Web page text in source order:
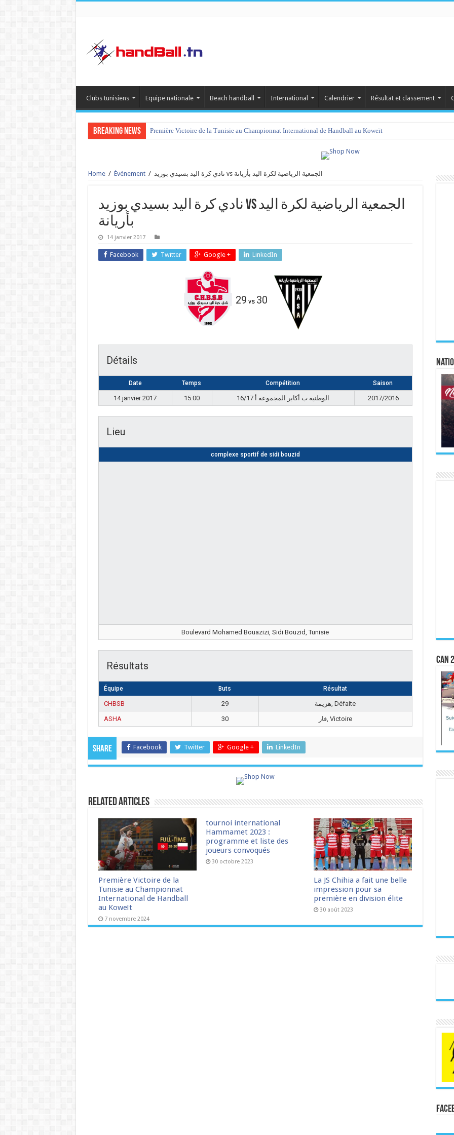
Clubs tunisiens Equipe nationale Beach handball International Calendrier Résultat et classement
Breaking News Première Victoire de la Tunisie au Championnat International de Handball au Koweït
Home / Événement / نادي كرة اليد بسيدي بوزيد vs الجمعية الرياضية لكرة اليد بأريانة
نادي كرة اليد بسيدي بوزيد vs الجمعية الرياضية لكرة اليد
بأريانة
14 janvier 2017
Facebook Twitter Google + LinkedIn
29 vs 30
Détails
Date Temps Compétition Saison
14 janvier 2017 15:00 الوطنية ب أكابر المجموعة أ 16/17 2017/2016
Lieu
complexe sportif de sidi bouzid
Boulevard Mohamed Bouazizi, Sidi Bouzid, Tunisie
Résultats
Équipe Buts Résultat
CHBSB 29
هزيمة, Défaite
ASHA
30 فاز, Victoire
Share Facebook Twitter Google + LinkedIn
Related Articles
Première Victoire de la
Tunisie au Championnat
International de Handball
au Koweït
7 novembre 2024
tournoi international
Hammamet 2023 :
programme et liste des
joueurs convoqués
30 octobre 2023
La JS Chihia a fait une belle
impression pour sa
première en division élite
30 août 2023
CAN